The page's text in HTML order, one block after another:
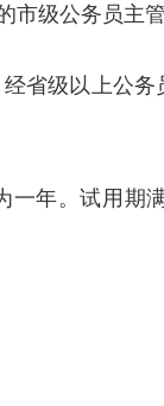
市级公务员主
省级以上公
一年。试用期